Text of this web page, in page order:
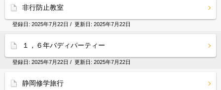
非行防止教室
登録日: 2025年7月22日 / 更新日: 2025年7月22日
１，６年バディパーティー
登録日: 2025年7月22日 / 更新日: 2025年7月22日
静岡修学旅行